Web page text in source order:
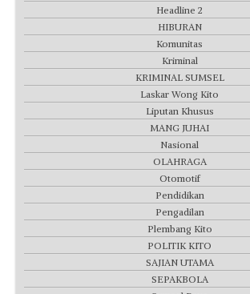
Headline 2
HIBURAN
Komunitas
Kriminal
KRIMINAL SUMSEL
Laskar Wong Kito
Liputan Khusus
MANG JUHAI
Nasional
OLAHRAGA
Otomotif
Pendidikan
Pengadilan
Plembang Kito
POLITIK KITO
SAJIAN UTAMA
SEPAKBOLA